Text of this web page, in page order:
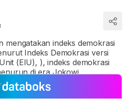
mengatakan indeks demokrasi
Indeks Demokrasi versi
(EIU), ), indeks demokrasi
di era Jokowi.